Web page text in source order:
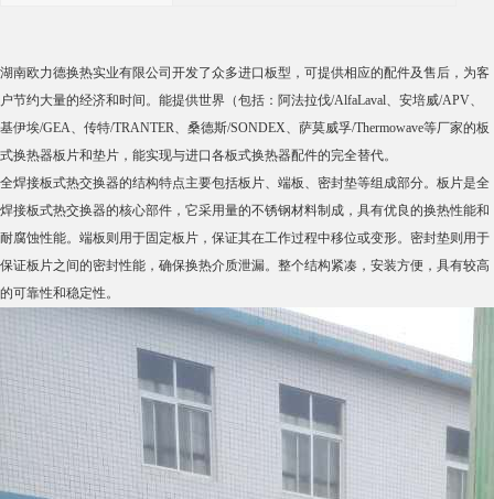
湖南欧力德换热实业有限公司开发了众多进口板型，可提供相应的配件及售后，为客
户节约大量的经济和时间。能提供世界（包括：阿法拉伐/AlfaLaval、安培威/APV、
基伊埃/GEA、传特/TRANTER、桑德斯/SONDEX、萨莫威孚/Thermowave等厂家的板
式换热器板片和垫片，能实现与进口各板式换热器配件的完全替代。
全焊接板式热交换器的结构特点主要包括板片、端板、密封垫等组成部分。板片是全
焊接板式热交换器的核心部件，它采用量的不锈钢材料制成，具有优良的换热性能和
耐腐蚀性能。端板则用于固定板片，保证其在工作过程中移位或变形。密封垫则用于
保证板片之间的密封性能，确保换热介质泄漏。整个结构紧凑，安装方便，具有较高
的可靠性和稳定性。